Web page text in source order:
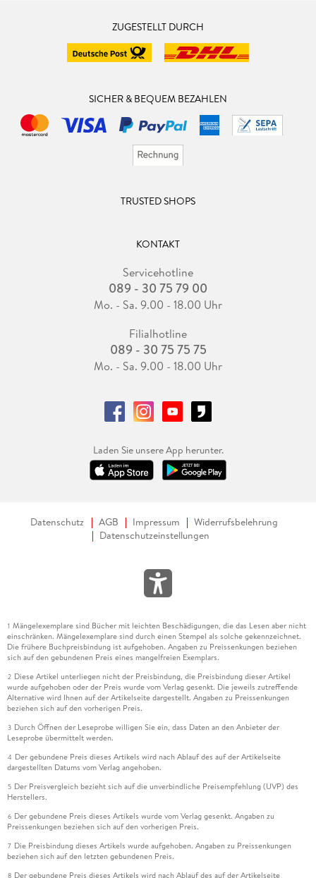
ZUGESTELLT DURCH
SICHER & BEQUEM BEZAHLEN
TRUSTED SHOPS
KONTAKT
Servicehotline
089 - 30 75 79 00
Mo. - Sa. 9.00 - 18.00 Uhr
Filialhotline
089 - 30 75 75 75
Mo. - Sa. 9.00 - 18.00 Uhr
Laden Sie unsere App herunter.
Datenschutz AGB Impressum
Widerrufsbelehrung
Datenschutzeinstellungen
1 Mängelexemplare sind Bücher mit leichten Beschädigungen, die das Lesen aber nicht
einschränken. Mängelexemplare sind durch einen Stempel als solche gekennzeichnet.
Die frühere Buchpreisbindung ist aufgehoben. Angaben zu Preissenkungen beziehen
sich auf den gebundenen Preis eines mangelfreien Exemplars.
2 Diese Artikel unterliegen nicht der Preisbindung, die Preisbindung dieser Artikel
wurde aufgehoben oder der Preis wurde vom Verlag gesenkt. Die jeweils zutreffende
Alternative wird Ihnen auf der Artikelseite dargestellt. Angaben zu Preissenkungen
beziehen sich auf den vorherigen Preis.
3 Durch Öffnen der Leseprobe willigen Sie ein, dass Daten an den Anbieter der
Leseprobe übermittelt werden.
4 Der gebundene Preis dieses Artikels wird nach Ablauf des auf der Artikelseite
dargestellten Datums vom Verlag angehoben.
5 Der Preisvergleich bezieht sich auf die unverbindliche Preisempfehlung (UVP) des
Herstellers.
6 Der gebundene Preis dieses Artikels wurde vom Verlag gesenkt. Angaben zu
Preissenkungen beziehen sich auf den vorherigen Preis.
7 Die Preisbindung dieses Artikels wurde aufgehoben. Angaben zu Preissenkungen
beziehen sich auf den letzten gebundenen Preis.
8 Der gebundene Preis dieses Artikels wird nach Ablauf des auf der Artikelseite